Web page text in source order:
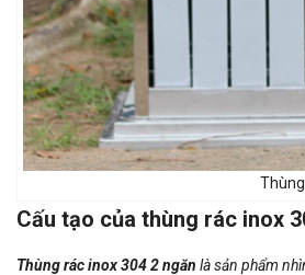
Cấu tạo của thùng rác inox
Thùng rác inox 304 2 ngăn là sản phẩm